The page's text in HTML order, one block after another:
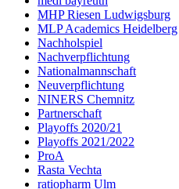
MHP Riesen Ludwigsburg
MLP Academics Heidelberg
Nachholspiel
Nachverpflichtung
Nationalmannschaft
Neuverpflichtung
NINERS Chemnitz
Partnerschaft
Playoffs 2020/21
Playoffs 2021/2022
ProA
Rasta Vechta
ratiopharm Ulm